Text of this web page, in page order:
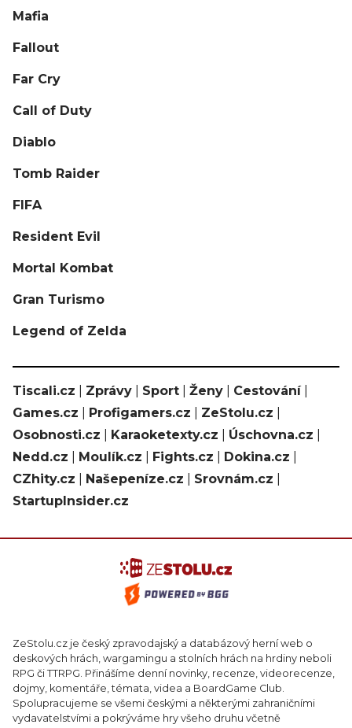
Mafia
Fallout
Far Cry
Call of Duty
Diablo
Tomb Raider
FIFA
Resident Evil
Mortal Kombat
Gran Turismo
Legend of Zelda
Tiscali.cz Zprávy Sport Ženy Cestování|
Games.cz
Profigamers.cz ZeStolu.cz
Osobnosti.cz
Karaoketexty.cz Úschovna.cz
Nedd.cz
Moulík.cz Fights.cz Dokina.cz
CZhity.cz
Našepeníze.cz Srovnám.cz
StartupInsider.cz
ZeStolu.cz je český zpravodajský a databázový herní web o
deskových hrách, wargamingu a stolních hrách na hrdiny neboli
RPG či TTRPG. Přinášíme denní novinky, recenze, videorecenze,
dojmy, komentáře, témata, videa a BoardGame Club.
Spolupracujeme se všemi českými a některými zahraničními
vydavatelstvími a pokrýváme hry všeho druhu včetně